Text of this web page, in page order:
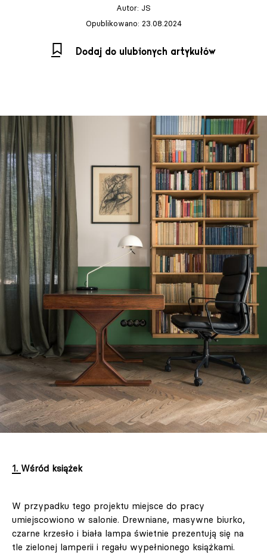
Autor: JS
Opublikowano: 23.08.2024
Dodaj do ulubionych artykułów
1. Wśród książek
W przypadku tego projektu miejsce do pracy
umiejscowiono w salonie. Drewniane, masywne biurko,
czarne krzesło i biała lampa świetnie prezentują się na
tle zielonej lamperii i regału wypełnionego książkami.